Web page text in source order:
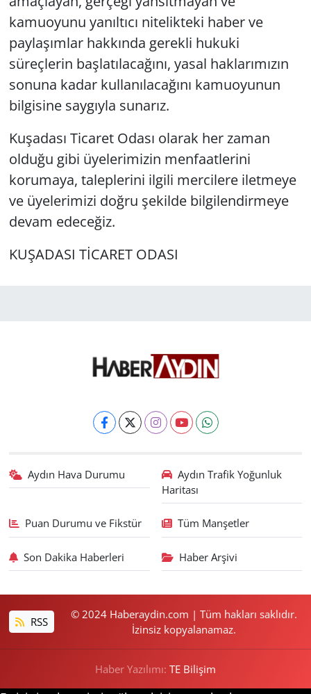
kamuoyunu yanıltıcı nitelikteki haber ve
paylaşımlar hakkında gerekli hukuki
süreçlerin başlatılacağını, yasal haklarımızın
sonuna kadar kullanılacağını kamuoyunun
bilgisine saygıyla sunarız.
Kuşadası Ticaret Odası olarak her zaman
olduğu gibi üyelerimizin menfaatlerini
korumaya, taleplerini ilgili mercilere iletmeye
ve üyelerimizi doğru şekilde bilgilendirmeye
devam edeceğiz.
KUŞADASI TİCARET ODASI
Aydın Hava Durumu
Aydın Trafik Yoğunluk
Haritası
Puan Durumu ve Fikstür Tüm Manşetler
Son Dakika Haberleri Haber Arşivi
RSS
© 2024 Haberaydin.com | Tüm hakları saklıdır.
İzinsiz kopyalanamaz.
Haber Yazılımı: TE Bilişim